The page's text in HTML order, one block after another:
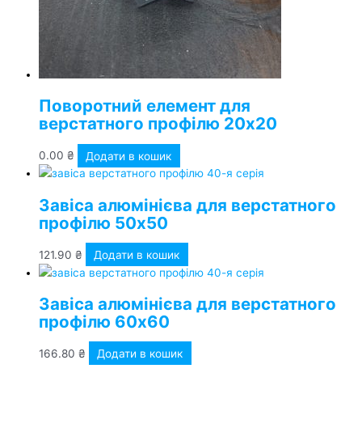
Поворотний елемент для
верстатного профілю 20х20
0.00 ₴ Додати в кошик
Завіса алюмінієва для верстатного
профілю 50х50
121.90 ₴ Додати в кошик
Завіса алюмінієва для верстатного
профілю 60х60
166.80 ₴ Додати в кошик